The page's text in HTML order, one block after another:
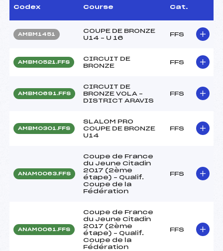
Codex Course Cat.
AMBM1451
COUPE DE BRONZE
U14 – U 16
FFS
AMBM0521.FFS
CIRCUIT DE
BRONZE
FFS
AMBM0691.FFS
CIRCUIT DE
BRONZE VOLA –
DISTRICT ARAVIS
FFS
AMBM0301.FFS
SLALOM PRO
COUPE DE BRONZE
U14
FFS
ANAM0063.FFS
Coupe de France
du Jeune Citadin
2017 (2ème
étape) – Qualif.
Coupe de la
Fédération
FFS
ANAM0061.FFS
Coupe de France
du Jeune Citadin
2017 (2ème
étape) – Qualif.
Coupe de la
Fédération
FFS